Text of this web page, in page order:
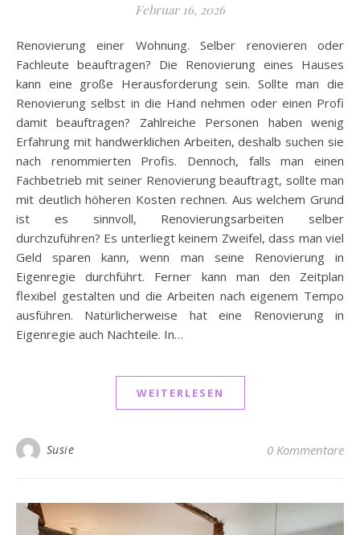
Februar 16, 2026
Renovierung einer Wohnung. Selber renovieren oder
Fachleute beauftragen? Die Renovierung eines Hauses
kann eine große Herausforderung sein. Sollte man die
Renovierung selbst in die Hand nehmen oder einen Profi
damit beauftragen? Zahlreiche Personen haben wenig
Erfahrung mit handwerklichen Arbeiten, deshalb suchen sie
nach renommierten Profis. Dennoch, falls man einen
Fachbetrieb mit seiner Renovierung beauftragt, sollte man
mit deutlich höheren Kosten rechnen. Aus welchem Grund
ist es sinnvoll, Renovierungsarbeiten selber
durchzuführen? Es unterliegt keinem Zweifel, dass man viel
Geld sparen kann, wenn man seine Renovierung in
Eigenregie durchführt. Ferner kann man den Zeitplan
flexibel gestalten und die Arbeiten nach eigenem Tempo
ausführen. Natürlicherweise hat eine Renovierung in
Eigenregie auch Nachteile. In…
WEITERLESEN
Susie 0 Kommentare